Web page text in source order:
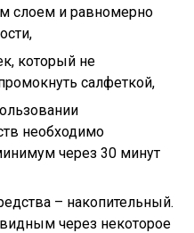
слоем и равномерно
который не
салфеткой,
необходимо
через 30 минут
– накопительный.
через некоторое